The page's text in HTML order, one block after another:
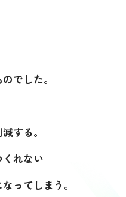
でした。
する。
れない
ってしまう。